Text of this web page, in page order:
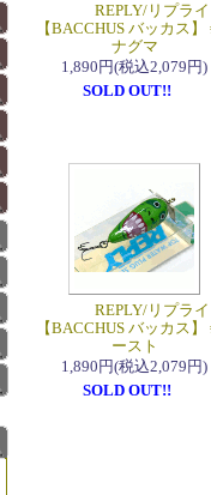
REPLY/リプライ
【BACCHUS バッカス】
ナグマ
1,890円(税込2,079円)
SOLD OUT!!
REPLY/リプライ
【BACCHUS バッカス】
ースト
1,890円(税込2,079円)
SOLD OUT!!